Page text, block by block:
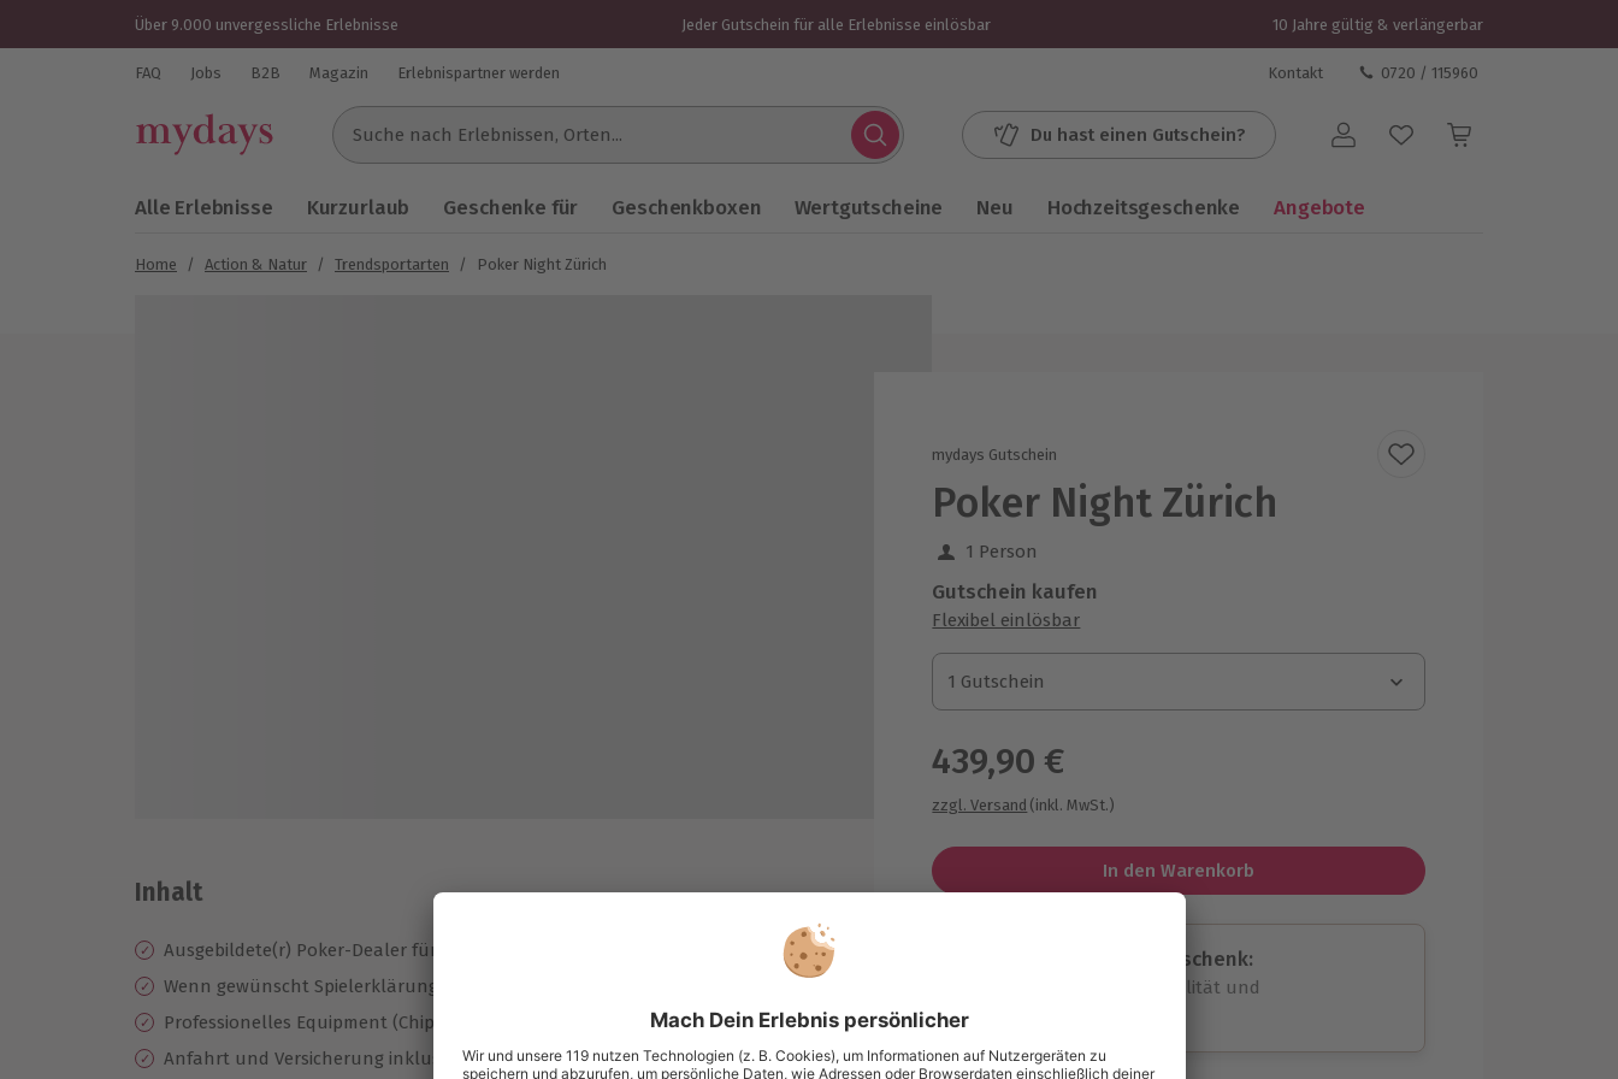
Über 9.000 unvergessliche Erlebnisse Jeder Gutschein für alle Erlebnisse einlösbar 10 Jahre gültig & verlängerbar
FAQ Jobs B2B Magazin Erlebnispartner werden Kontakt 0720 / 115960
Suche nach Erlebnissen...
Du hast einen Gutschein? Benutzerkonto
Alle Erlebnisse Kurzurlaub Geschenke für Geschenkboxen Wertgutscheine Neu Hochzeitsgeschenke Angebote
Home / Action & Natur / Trendsportarten / Poker Night Zürich
mydays Gutschein
Poker Night Zürich
1 Person
Gutschein kaufen
Flexibel einlösbar
1 Gutschein
1 Gutschein
1 Gutschein
439,90 €
zzgl. Versand (inkl. MwSt.)
In den Warenkorb
Immer das passende Geschenk:
Große Auswahl, volle Flexibilität und
maximale Sicherheit
Große Auswahl
Über 9.000 unvergessliche
Inhalt
Ausgebildete(r) Poker-Dealer für 5 Stunden
Wenn gewünscht Spielerklärung durch den Dealer
Professionelles Equipment (Chips, Plastikkarten, Ranking-Cards etc.)
Anfahrt und Versicherung inklusive, innerhalb Zürich